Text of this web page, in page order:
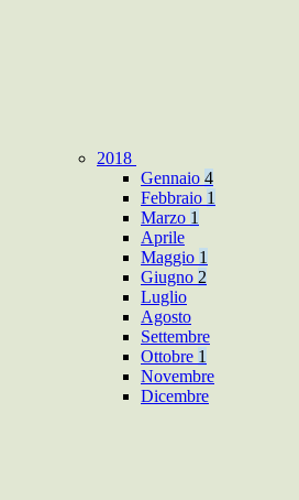
2018
Gennaio 4
Febbraio 1
Marzo 1
Aprile
Maggio 1
Giugno 2
Luglio
Agosto
Settembre
Ottobre 1
Novembre
Dicembre